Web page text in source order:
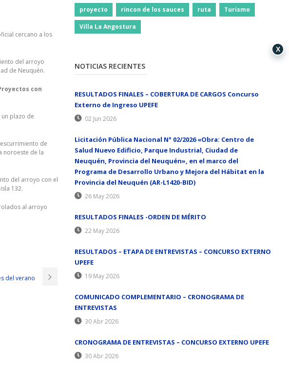
cercano a los
del arroyo
de Neuquén.
con
plazo de
de
noroeste de la
del arroyo con el
132.
al arroyo
del verano
proyecto rincon de los sauces ruta Turismo
Villa La Angostura
NOTICIAS RECIENTES
RESULTADOS FINALES – COBERTURA DE CARGOS Concurso
Externo de Ingreso UPEFE
02 Jun 2026
Licitación Pública Nacional N° 02/2026 «Obra: Centro de
Salud Nuevo Edificio, Parque Industrial, Ciudad de
Neuquén, Provincia del Neuquén», en el marco del
Programa de Desarrollo Urbano y Mejora del Hábitat en la
Provincia del Neuquén (AR-L1420-BID)
26 May 2026
RESULTADOS FINALES -ORDEN DE MÉRITO
22 May 2026
RESULTADOS – ETAPA DE ENTREVISTAS – CONCURSO EXTERNO
UPEFE
19 May 2026
COMUNICADO COMPLEMENTARIO – CRONOGRAMA DE
ENTREVISTAS
30 Abr 2026
CRONOGRAMA DE ENTREVISTAS – CONCURSO EXTERNO UPEFE
30 Abr 2026
X